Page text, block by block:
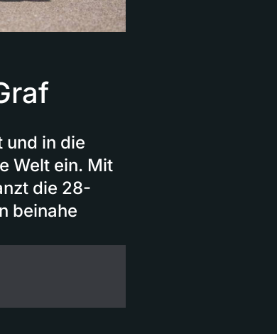
und in die
Welt ein. Mit
die 28-
beinahe